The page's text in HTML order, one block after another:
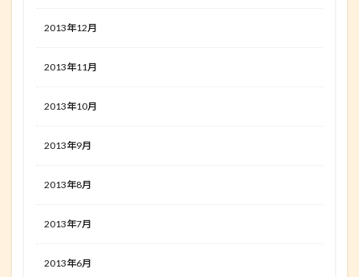
2013年12月
2013年11月
2013年10月
2013年9月
2013年8月
2013年7月
2013年6月